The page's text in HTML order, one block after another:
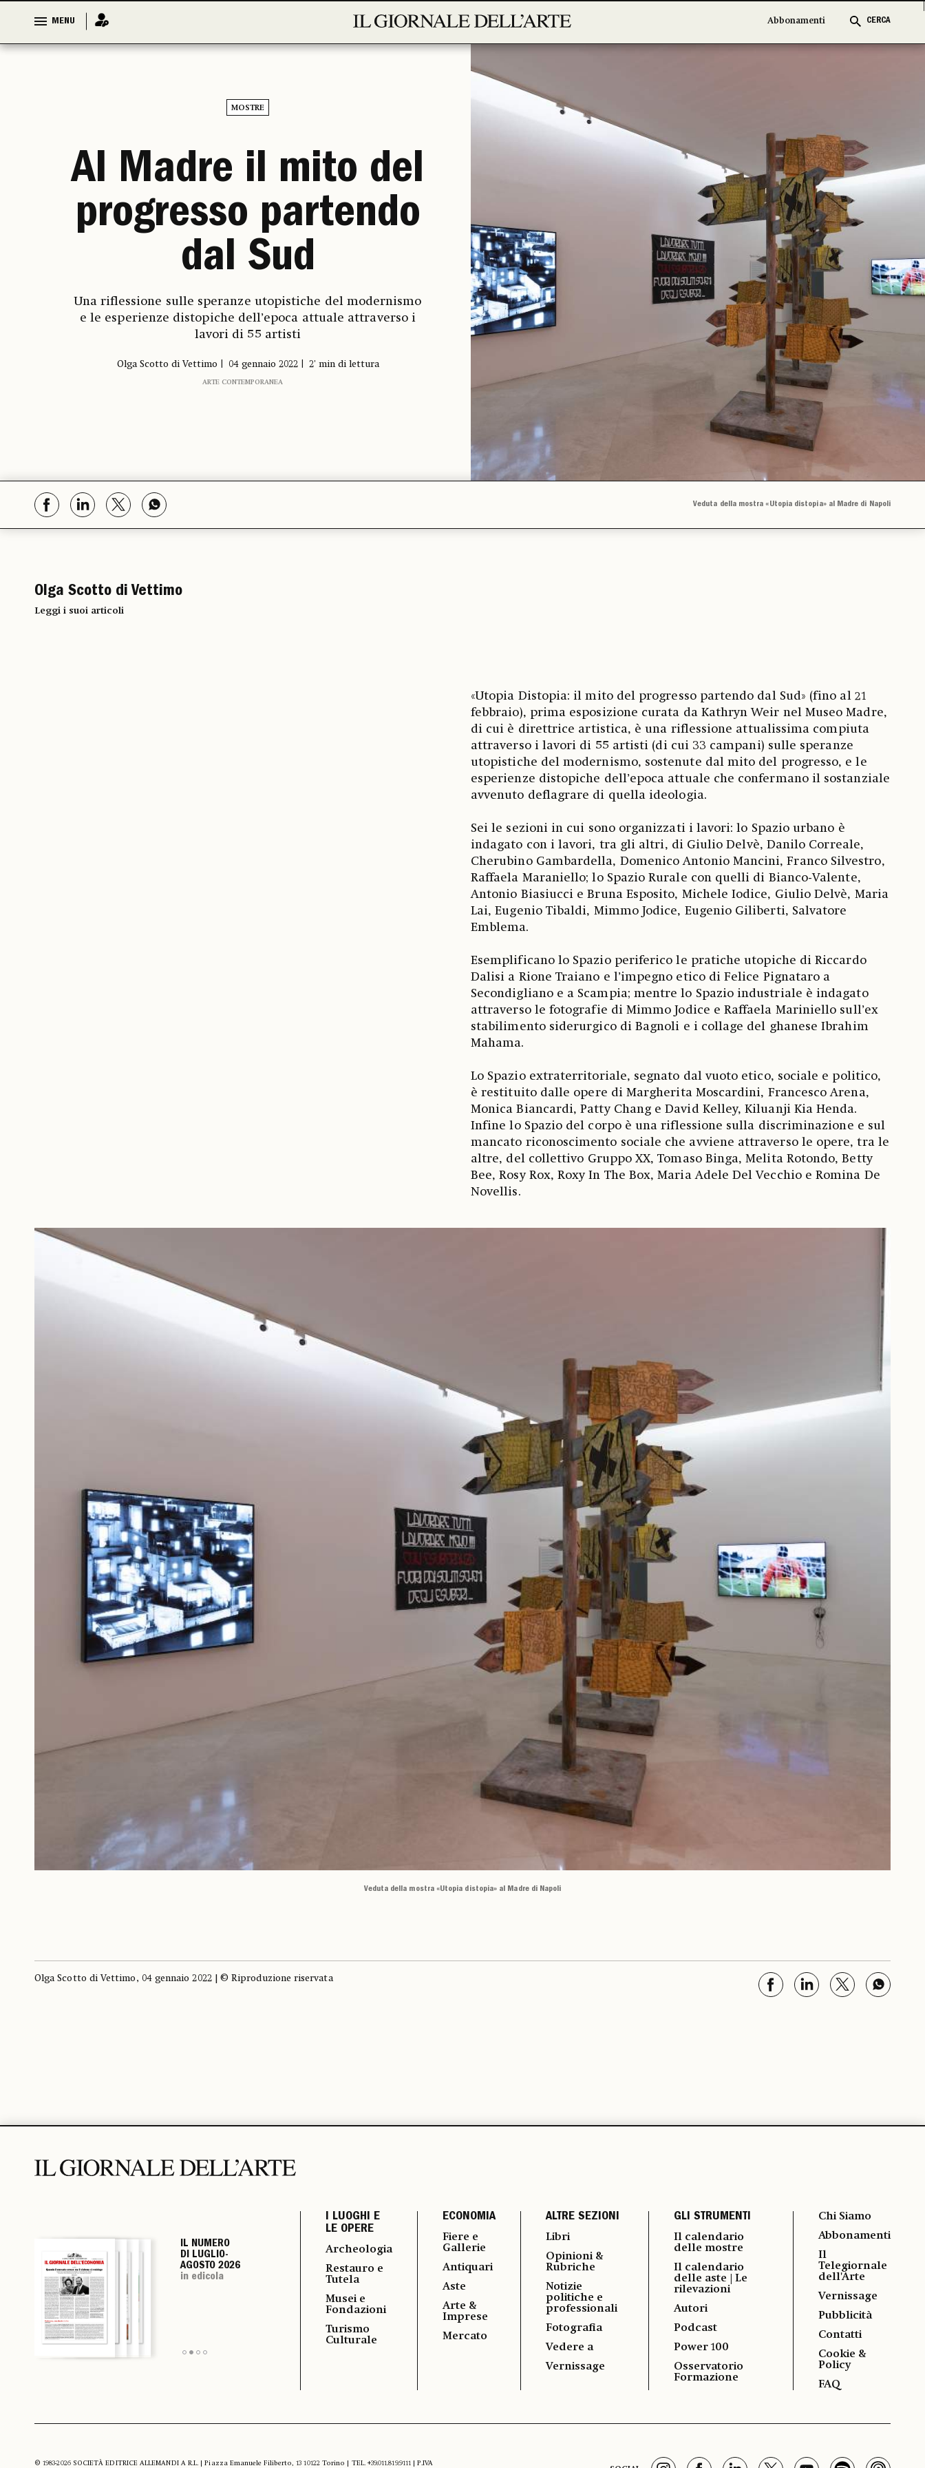
MENU Abbonamenti CERCA
MENU Abbonamenti CERCA
MOSTRE
Al Madre il mito del
progresso partendo
dal Sud
Una riflessione sulle speranze utopistiche del modernismo
e le esperienze distopiche dell’epoca attuale attraverso i
lavori di 55 artisti
Olga Scotto di Vettimo 04 gennaio 2022 2' min di lettura
ARTE CONTEMPORANEA
Veduta della mostra «Utopia distopia» al Madre di Napoli
Olga Scotto di Vettimo
Leggi i suoi articoli
«Utopia Distopia: il mito del progresso partendo dal Sud» (fino al 21
febbraio), prima esposizione curata da Kathryn Weir nel Museo Madre,
di cui è direttrice artistica, è una riflessione attualissima compiuta
attraverso i lavori di 55 artisti (di cui 33 campani) sulle speranze
utopistiche del modernismo, sostenute dal mito del progresso, e le
esperienze distopiche dell’epoca attuale che confermano il sostanziale
avvenuto deflagrare di quella ideologia.
Sei le sezioni in cui sono organizzati i lavori: lo Spazio urbano è
indagato con i lavori, tra gli altri, di Giulio Delvè, Danilo Correale,
Cherubino Gambardella, Domenico Antonio Mancini, Franco Silvestro,
Raffaela Maraniello; lo Spazio Rurale con quelli di Bianco-Valente,
Antonio Biasiucci e Bruna Esposito, Michele Iodice, Giulio Delvè, Maria
Lai, Eugenio Tibaldi, Mimmo Jodice, Eugenio Giliberti, Salvatore
Emblema.
Esemplificano lo Spazio periferico le pratiche utopiche di Riccardo
Dalisi a Rione Traiano e l’impegno etico di Felice Pignataro a
Secondigliano e a Scampia; mentre lo Spazio industriale è indagato
attraverso le fotografie di Mimmo Jodice e Raffaela Mariniello sull’ex
stabilimento siderurgico di Bagnoli e i collage del ghanese Ibrahim
Mahama.
Lo Spazio extraterritoriale, segnato dal vuoto etico, sociale e politico,
è restituito dalle opere di Margherita Moscardini, Francesco Arena,
Monica Biancardi, Patty Chang e David Kelley, Kiluanji Kia Henda.
Infine lo Spazio del corpo è una riflessione sulla discriminazione e sul
mancato riconoscimento sociale che avviene attraverso le opere, tra le
altre, del collettivo Gruppo XX, Tomaso Binga, Melita Rotondo, Betty
Bee, Rosy Rox, Roxy In The Box, Maria Adele Del Vecchio e Romina De
Novellis.
Veduta della mostra «Utopia distopia» al Madre di Napoli
Olga Scotto di Vettimo, 04 gennaio 2022 | © Riproduzione riservata
IL NUMERO
DI LUGLIO-
AGOSTO 2026
in edicola
IL NUMERO
DI LUGLIO-
AGOSTO 2026
in edicola
IL NUMERO
DI LUGLIO-
AGOSTO 2026
in edicola
IL NUMERO
DI LUGLIO-
AGOSTO 2026
in edicola
I LUOGHI E
LE OPERE
Archeologia
Restauro e
Tutela
Musei e
Fondazioni
Turismo
Culturale
ECONOMIA
Fiere e
Gallerie
Antiquari
Aste
Arte &
Imprese
Mercato
ALTRE SEZIONI
Libri
Opinioni &
Rubriche
Notizie
politiche e
professionali
Fotografia
Vedere a
Vernissage
GLI STRUMENTI
Il calendario
delle mostre
Il calendario
delle aste | Le
rilevazioni
Autori
Podcast
Power 100
Osservatorio
Formazione
Chi Siamo
Abbonamenti
Il
Telegiornale
dell'Arte
Vernissage
Pubblicità
Contatti
Cookie &
Policy
FAQ
© 1983-2026 SOCIETÀ EDITRICE ALLEMANDI A R.L. | Piazza Emanuele Filiberto, 13 10122 Torino | TEL. +39.011.819.9111 | P.IVA